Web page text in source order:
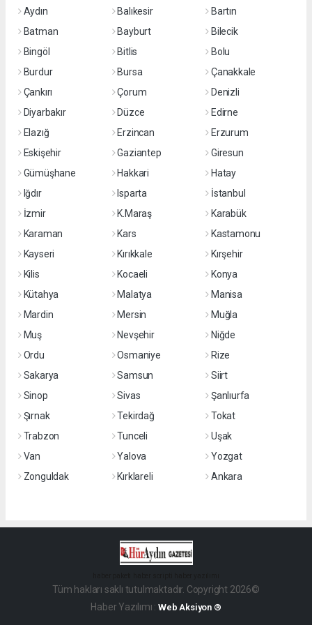
Aydın
Balıkesir
Bartın
Batman
Bayburt
Bilecik
Bingöl
Bitlis
Bolu
Burdur
Bursa
Çanakkale
Çankırı
Çorum
Denizli
Diyarbakır
Düzce
Edirne
Elazığ
Erzincan
Erzurum
Eskişehir
Gaziantep
Giresun
Gümüşhane
Hakkari
Hatay
Iğdır
Isparta
İstanbul
İzmir
K.Maraş
Karabük
Karaman
Kars
Kastamonu
Kayseri
Kırıkkale
Kırşehir
Kilis
Kocaeli
Konya
Kütahya
Malatya
Manisa
Mardin
Mersin
Muğla
Muş
Nevşehir
Niğde
Ordu
Osmaniye
Rize
Sakarya
Samsun
Siirt
Sinop
Sivas
Şanlıurfa
Şırnak
Tekirdağ
Tokat
Trabzon
Tunceli
Uşak
Van
Yalova
Yozgat
Zonguldak
Kırklareli Ankara
Tüm hakları saklı tutulmaktadır. Copyright 2026©
Haber Yazılımı :Web Aksiyon ®